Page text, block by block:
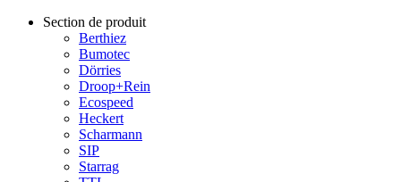
Section de produit
Berthiez
Bumotec
Dörries
Droop+Rein
Ecospeed
Heckert
Scharmann
SIP
Starrag